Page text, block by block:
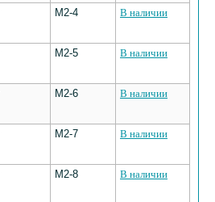
М2-4 В наличии
М2-5 В наличии
М2-6 В наличии
М2-7 В наличии
М2-8 В наличии